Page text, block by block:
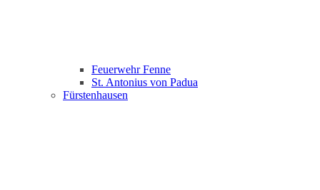
Feuerwehr Fenne
St. Antonius von Padua
Fürstenhausen